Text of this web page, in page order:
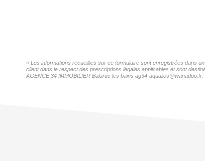
« Les informations recueillies sur ce formulaire sont enregistrées dans
client dans le respect des prescriptions légales applicables et sont
AGENCE 34 IMMOBILIER Balaruc les bains ag34-